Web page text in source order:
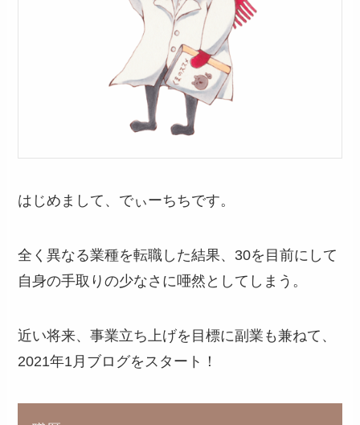
はじめまして、でぃーちちです。
全く異なる業種を転職した結果、30を目前にして
自身の手取りの少なさに唖然としてしまう。
近い将来、事業立ち上げを目標に副業も兼ねて、
2021年1月ブログをスタート！